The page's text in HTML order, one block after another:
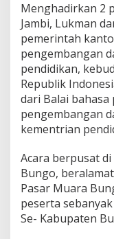
Menghadirkan 2
Jambi, Lukman
pemerintah
pengembangan
pendidikan,
Republik
dari Balai bahasa
pengembangan
kementrian
Acara berpusat
Bungo,
Pasar Muara
peserta
Se- Kabupaten